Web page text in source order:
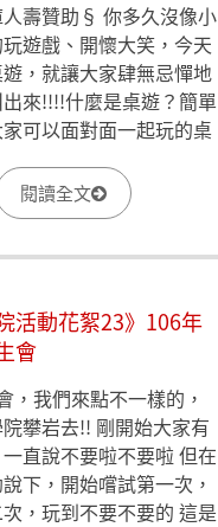
壽贊助§ 你多久沒像小
遊戲、開懷大笑，今天
，就讓大家肆無忌憚地
來!!!!什麼是桌遊？簡單
可以面對面一起玩的桌
欲罷不能……（啊~5個草
~~~）此起彼落的笑聲、
閱讀全文
活動花絮23》106年
會
，我們來點不一樣的，
攀岩去!! 剛開始大家有
直說不要啦不要啦 但在
下，開始嚐試第一次，
，玩到不要不要的 這是